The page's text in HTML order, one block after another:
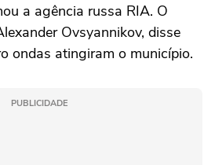
a agência russa RIA. O
Ovsyannikov, disse
ondas atingiram o município.
PUBLICIDADE